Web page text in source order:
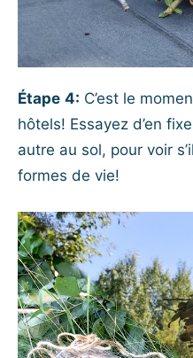
Étape 4: C’est le
hôtels! Essayez d’en
autre au sol, pour voir
formes de vie!